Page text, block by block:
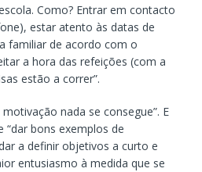
Como? Entrar em contacto
estar atento às datas de
familiar de acordo com o
a hora das refeições (com a
estão a correr”.
nada se consegue”. E
“dar bons exemplos de
a definir objetivos a curto e
entusiasmo à medida que se